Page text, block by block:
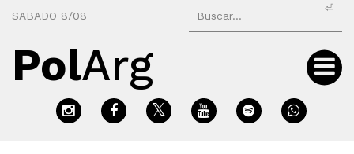
SABADO 8/08
⏎
PolArg